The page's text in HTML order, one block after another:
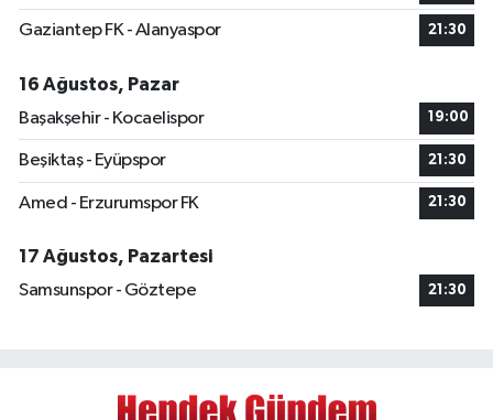
Gaziantep FK - Alanyaspor 21:30
16 Ağustos, Pazar
Başakşehir - Kocaelispor
19:00
Beşiktaş - Eyüpspor 21:30
Amed - Erzurumspor FK 21:30
17 Ağustos, Pazartesi
Samsunspor - Göztepe
21:30